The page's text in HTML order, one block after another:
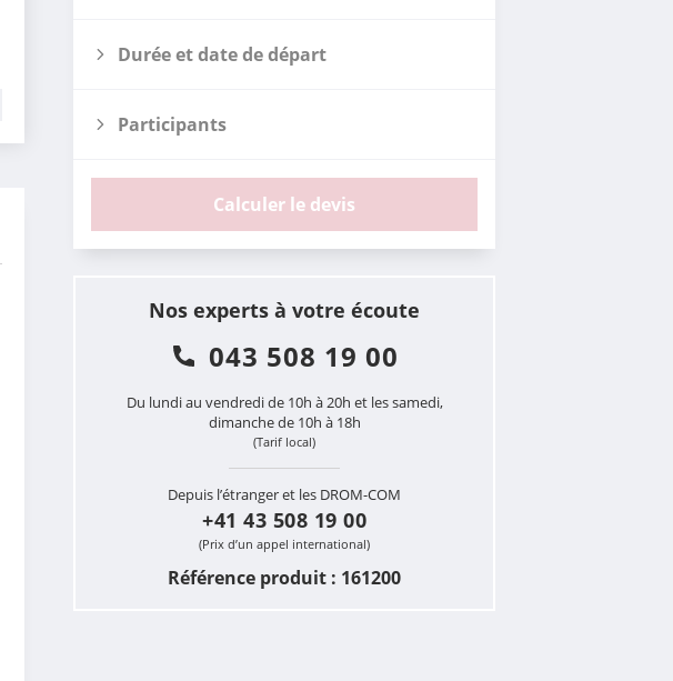
Durée et date de départ
Participants
Calculer le devis
Nos experts à votre écoute
043 508 19 00
Du lundi au vendredi de 10h à 20h et les samedi,
dimanche de 10h à 18h
(Tarif local)
Depuis l’étranger et les DROM-COM
+41 43 508 19 00
(Prix d’un appel international)
Référence produit : 161200